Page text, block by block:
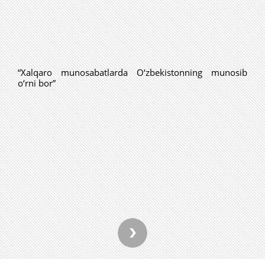
“Xalqaro munosabatlarda O‘zbekistonning munosib
o‘rni bor”